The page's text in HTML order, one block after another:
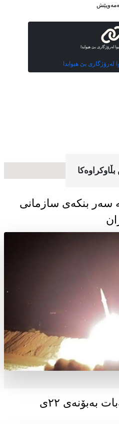
لەرۆژگاری بێ هیوایدا
لەرۆژگاری بێ هیوایدا
سەر بنکەی سازمانی
پەیامی سازمانی خەبات بەبۆنەی ۲۲ی